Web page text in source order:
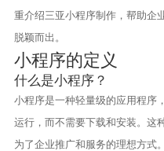
重介绍三亚小程序制作，帮助企
脱颖而出。
小程序的定义
什么是小程序？
小程序是一种轻量级的应用程序
运行，而不需要下载和安装。这
为了企业推广和服务的理想方式